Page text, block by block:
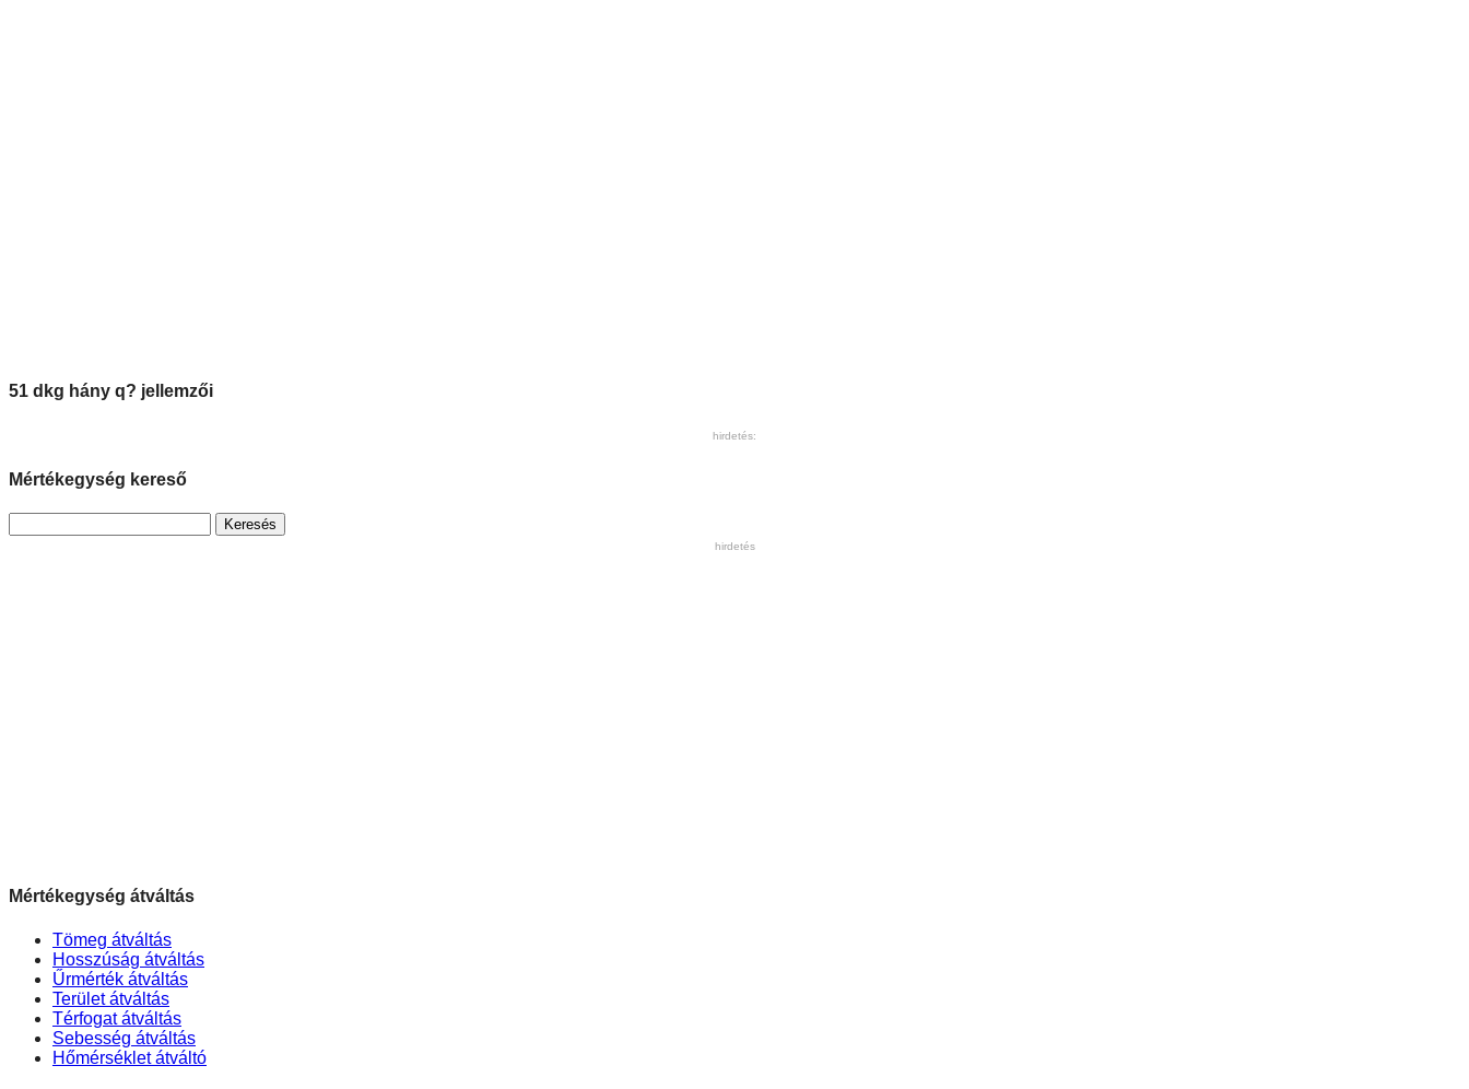
51 dkg hány q? jellemzői
hirdetés:
Mértékegység kereső
hirdetés
Mértékegység átváltás
Tömeg átváltás
Hosszúság átváltás
Űrmérték átváltás
Terület átváltás
Térfogat átváltás
Sebesség átváltás
Hőmérséklet átváltó